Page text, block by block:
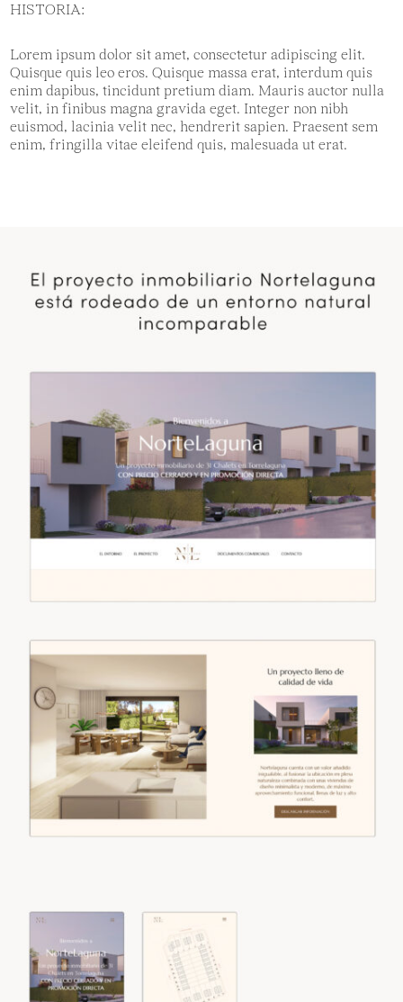
HISTORIA:
Lorem ipsum dolor sit amet, consectetur adipiscing elit.
Quisque quis leo eros. Quisque massa erat, interdum quis
enim dapibus, tincidunt pretium diam. Mauris auctor nulla
velit, in finibus magna gravida eget. Integer non nibh
euismod, lacinia velit nec, hendrerit sapien. Praesent sem
enim, fringilla vitae eleifend quis, malesuada ut erat.